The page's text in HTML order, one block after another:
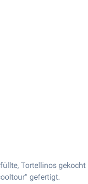
Tortellinos
gefertigt.